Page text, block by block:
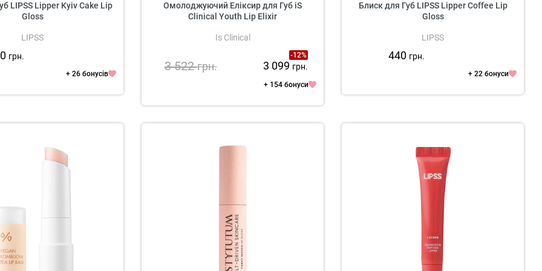
LIPSS Lipper Kyiv Cake Lip
Gloss
LIPSS
грн.
+ 26 бонусів
Омолоджуючий Еліксир для Губ iS
Clinical Youth Lip Elixir
Is Clinical
-12%
3 522грн. 3 099 грн.
+ 154 бонуси
Блиск для Губ LIPSS Lipper Coffee Lip
Gloss
LIPSS
440 грн.
+ 22 бонуси